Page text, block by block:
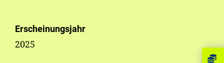
Erscheinungsjahr
2025